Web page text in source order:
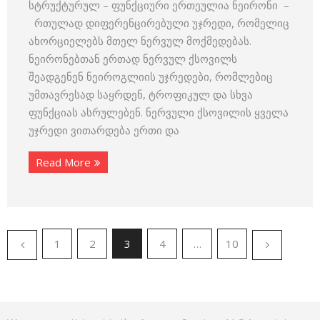
სტრუქტურულ – ფუნქციური ერთეულია ნეირონი –
რთულად დიფერენცირებული უჯრედი, რომელიც
ახორციელებს მთელ ნერვულ მოქმედებას.
ნეირონებთან ერთად ნერვულ ქსოვილს
შეადგენენ ნეიროგლიის უჯრედები, რომლებიც
უმთავრესად საყრდენ, ტროფიკულ და სხვა
ფუნქციას ასრულებენ. ნერვული ქსოვილის ყველა
უჯრედი ვითარდება ერთი და
Read More
1 2 3 4 … 10